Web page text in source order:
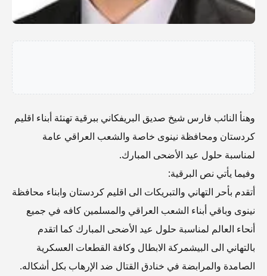
وهنأ النائب فارس شيخ صديق البريفكاني ببرقية تهنئة أبناء اقليم
كردستان ومحافظة نينوى خاصة والشعب العراقي عامة
لمناسبة حلول عيد الأضحى المبارك.
وفيما يأتي نص البرقية:
أتقدم بأحر التهاني والتبريكات الى اقليم كردستان وابناء محافظة
نينوى وباقي أبناء الشعب العراقي والمسلمين كافه في جميع
أنحاء العالم لمناسبة حلول عيد الأضحى المبارك كما اتقدم
بالتهاني الى البيشمركة الابطال وكافة القطعات العسكرية
الصامدة والمرابضة في خنادق القتال ضد الإرهاب بكل أشكاله.